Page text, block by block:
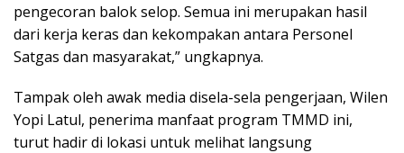
pengecoran balok selop. Semua ini merupakan hasil
dari kerja keras dan kekompakan antara Personel
Satgas dan masyarakat,” ungkapnya.
Tampak oleh awak media disela-sela pengerjaan, Wilen
Yopi Latul, penerima manfaat program TMMD ini,
turut hadir di lokasi untuk melihat langsung